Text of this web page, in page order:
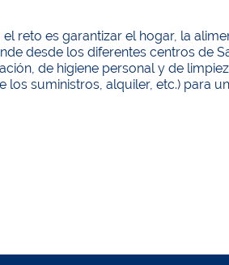
reto es garantizar el hogar, la
desde los diferentes centros de
de higiene personal y de
suministros, alquiler, etc.) para